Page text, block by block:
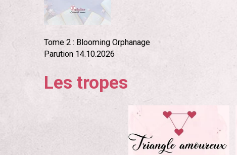
Tome 2 : Blooming Orphanage
Parution 14.10.2026
Les tropes